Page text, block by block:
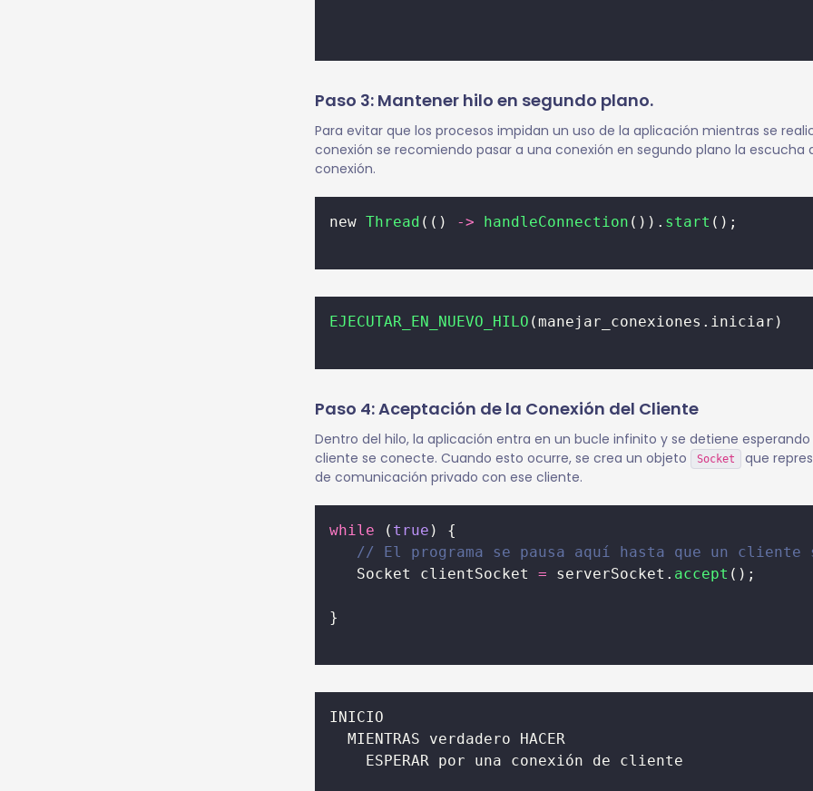
Paso 3: Mantener hilo en segundo plano.
Para evitar que los procesos impidan un uso de la aplicación mientras se
conexión se recomiendo pasar a una conexión en segundo plano la escucha
conexión.
new Thread (() -> handleConnection ()). start ();
EJECUTAR_EN_NUEVO_HILO (manejar_conexiones.iniciar)
Paso 4: Aceptación de la Conexión del Cliente
Dentro del hilo, la aplicación entra en un bucle infinito y se detiene
cliente se conecte. Cuando esto ocurre, se crea un objeto
Socket
que
de comunicación privado con ese cliente.
while ( true ) {
// El programa se pausa aquí hasta que un cliente
   Socket clientSocket
= serverSocket. accept ();
}
INICIO
  MIENTRAS verdadero HACER
    ESPERAR por una conexión de cliente